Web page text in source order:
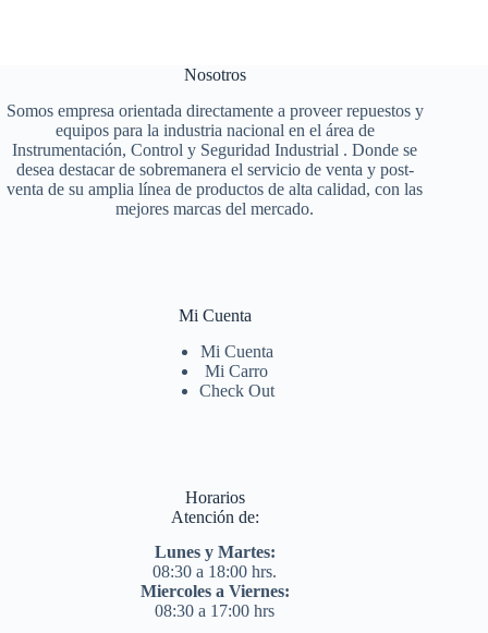
Nosotros
Somos empresa orientada directamente a proveer repuestos y
equipos para la industria nacional en el área de
Instrumentación, Control y Seguridad Industrial . Donde se
desea destacar de sobremanera el servicio de venta y post-
venta de su amplia línea de productos de alta calidad, con las
mejores marcas del mercado.
Mi Cuenta
Mi Cuenta
Mi Carro
Check Out
Horarios
Atención de:
Lunes y Martes:
08:30 a 18:00 hrs.
Miercoles a Viernes:
08:30 a 17:00 hrs